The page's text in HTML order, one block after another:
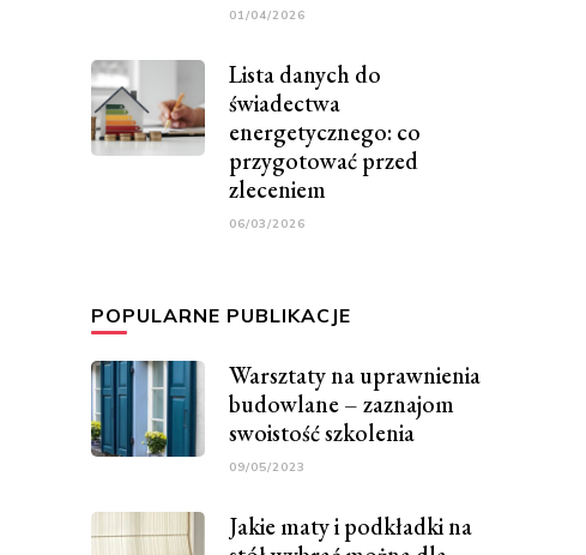
01/04/2026
Lista danych do
świadectwa
energetycznego: co
przygotować przed
zleceniem
06/03/2026
POPULARNE PUBLIKACJE
Warsztaty na uprawnienia
budowlane – zaznajom
swoistość szkolenia
09/05/2023
Jakie maty i podkładki na